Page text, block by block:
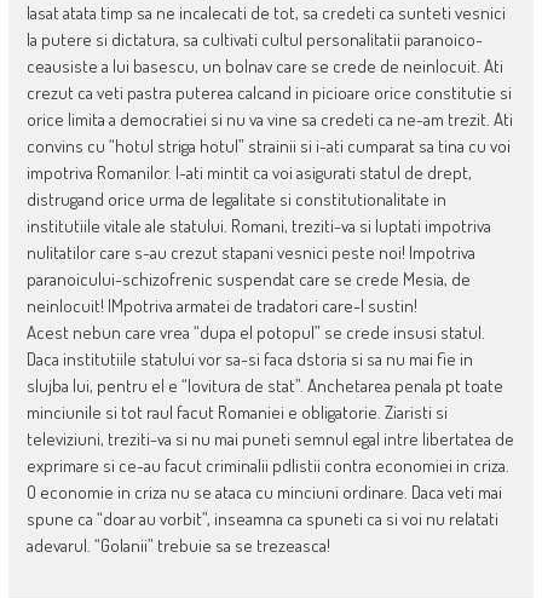
lasat atata timp sa ne incalecati de tot, sa credeti ca sunteti vesnici
la putere si dictatura, sa cultivati cultul personalitatii paranoico-
ceausiste a lui basescu, un bolnav care se crede de neinlocuit. Ati
crezut ca veti pastra puterea calcand in picioare orice constitutie si
orice limita a democratiei si nu va vine sa credeti ca ne-am trezit. Ati
convins cu “hotul striga hotul” strainii si i-ati cumparat sa tina cu voi
impotriva Romanilor. I-ati mintit ca voi asigurati statul de drept,
distrugand orice urma de legalitate si constitutionalitate in
institutiile vitale ale statului. Romani, treziti-va si luptati impotriva
nulitatilor care s-au crezut stapani vesnici peste noi! Impotriva
paranoicului-schizofrenic suspendat care se crede Mesia, de
neinlocuit! IMpotriva armatei de tradatori care-l sustin!
Acest nebun care vrea “dupa el potopul” se crede insusi statul.
Daca institutiile statului vor sa-si faca dstoria si sa nu mai fie in
slujba lui, pentru el e “lovitura de stat”. Anchetarea penala pt toate
minciunile si tot raul facut Romaniei e obligatorie. Ziaristi si
televiziuni, treziti-va si nu mai puneti semnul egal intre libertatea de
exprimare si ce-au facut criminalii pdlistii contra economiei in criza.
O economie in criza nu se ataca cu minciuni ordinare. Daca veti mai
spune ca “doar au vorbit”, inseamna ca spuneti ca si voi nu relatati
adevarul. “Golanii” trebuie sa se trezeasca!